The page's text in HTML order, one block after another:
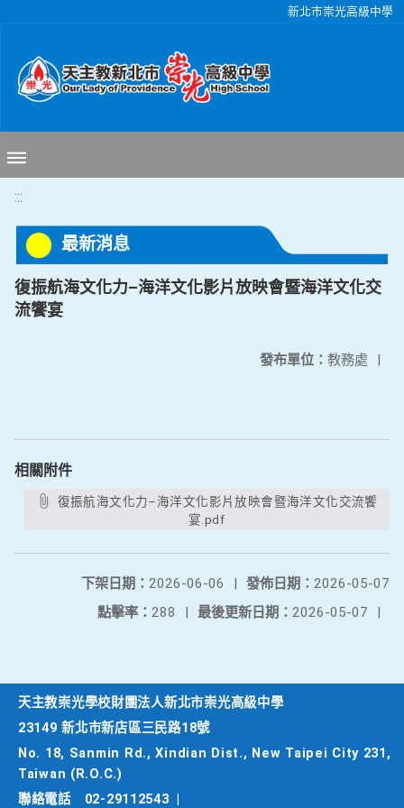
新北市崇光高級中學
:::
最新消息
復振航海文化力–海洋文化影片放映會暨海洋文化交
流饗宴
發布單位： 教務處 |
相關附件
宴.pdf
發佈日期： 2026-05-07
下架日期： 2026-06-06
|
最後更新日期： 2026-05-07 |
點擊率： 288 |
天主教崇光學校財團法人新北市崇光高級中學
23149 新北市新店區三民路18號
No. 18, Sanmin Rd., Xindian Dist., New Taipei City 231,
Taiwan (R.O.C.)
聯絡電話
02-29112543